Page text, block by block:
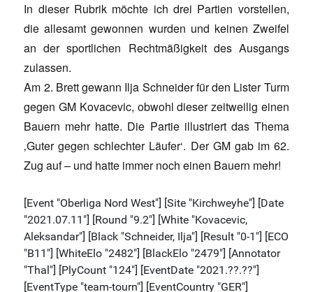
In dieser Rubrik möchte ich drei Partien vorstellen,
die allesamt gewonnen wurden und keinen Zweifel
an der sportlichen Rechtmäßigkeit des Ausgangs
zulassen.
Am 2. Brett gewann Ilja Schneider für den Lister Turm
gegen GM Kovacevic, obwohl dieser zeitweilig einen
Bauern mehr hatte. Die Partie illustriert das Thema
‚Guter gegen schlechter Läufer‘. Der GM gab im 62.
Zug auf – und hatte immer noch einen Bauern mehr!